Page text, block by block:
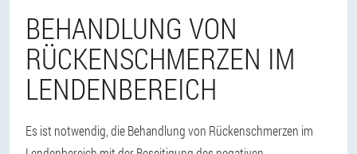
BEHANDLUNG VON
RÜCKENSCHMERZEN IM
LENDENBEREICH
Es ist notwendig, die Behandlung von Rückenschmerzen im